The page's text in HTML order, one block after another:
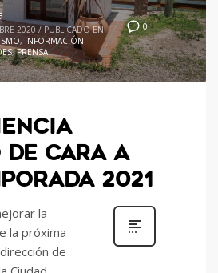
0
2020 / PUBLICADO EN
, INFORMACIÓN
,PRENSA
DE CARA A
2021
la
la próxima
de